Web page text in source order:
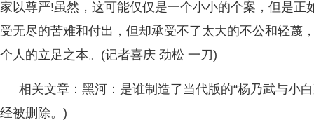
家以尊严!虽然，这可能仅仅是一个小小的个案，但是正
受无尽的苦难和付出，但却承受不了太大的不公和轻蔑
个人的立足之本。(记者喜庆 劲松 一刀)
相关文章：黑河：是谁制造了当代版的“杨乃武与小
经被删除。)